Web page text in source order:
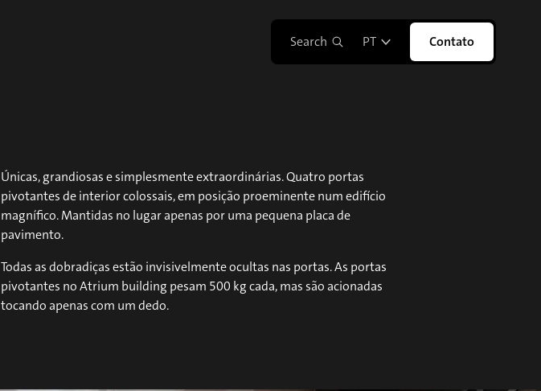
Search PT Contato
Únicas, grandiosas e simplesmente extraordinárias. Quatro portas
pivotantes de interior colossais, em posição proeminente num edifício
magnífico. Mantidas no lugar apenas por uma pequena placa de
pavimento.
Todas as dobradiças estão invisivelmente ocultas nas portas. As portas
pivotantes no Atrium building pesam 500 kg cada, mas são acionadas
tocando apenas com um dedo.